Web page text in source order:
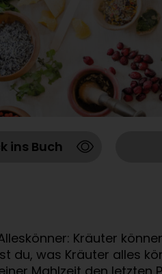
ins Buch
Kräuter
du, was Kräuter alles